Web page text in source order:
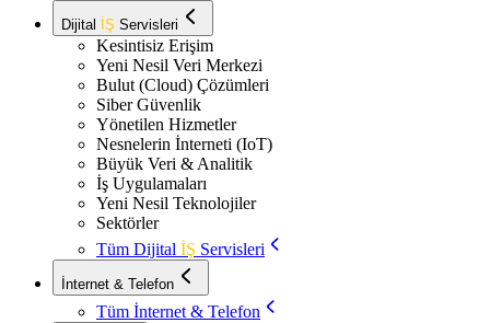
Dijital İŞ Servisleri
Kesintisiz Erişim
Yeni Nesil Veri Merkezi
Bulut (Cloud) Çözümleri
Siber Güvenlik
Yönetilen Hizmetler
Nesnelerin İnterneti (IoT)
Büyük Veri & Analitik
İş Uygulamaları
Yeni Nesil Teknolojiler
Sektörler
Tüm Dijital İŞ Servisleri
İnternet & Telefon
Tüm İnternet & Telefon